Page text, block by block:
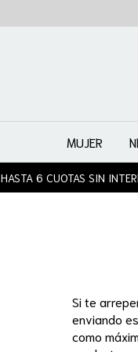
MUJER
HASTA 6 CUOTAS SIN
Si te
enviando
como